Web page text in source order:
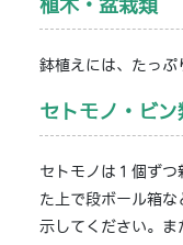
植木・盆栽類
鉢植えには、たっぷ
セトモノ・ビン
セトモノは１個ず
た上で段ボール箱
示してください。ま